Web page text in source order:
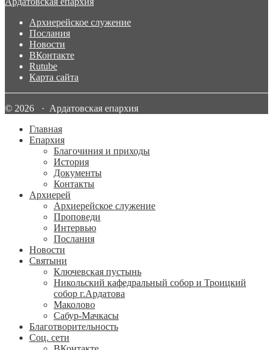
Архиерейское служение
Послания
Новости
ВКонтакте
Rutube
Карта сайта
© 2026 · Ардатовская епархия
Главная
Епархия
Благочиния и приходы
История
Документы
Контакты
Архиерей
Архиерейское служение
Проповеди
Интервью
Послания
Новости
Святыни
Ключевская пустынь
Никольский кафедральный собор и Троицкий
собор г.Ардатова
Маколово
Сабур-Мачкасы
Благотворительность
Соц. сети